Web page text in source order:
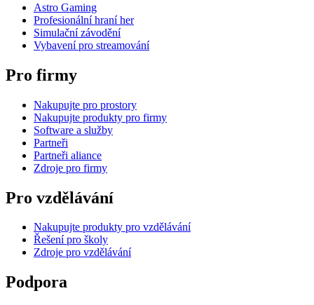
Astro Gaming
Profesionální hraní her
Simulační závodění
Vybavení pro streamování
Pro firmy
Nakupujte pro prostory
Nakupujte produkty pro firmy
Software a služby
Partneři
Partneři aliance
Zdroje pro firmy
Pro vzdělávání
Nakupujte produkty pro vzdělávání
Řešení pro školy
Zdroje pro vzdělávání
Podpora